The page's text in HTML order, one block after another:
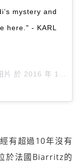
mystery and
here." - KARL
片 於 2016 年 1月 月 4 11:40上午 PST
有超過10年沒有
於法國Biarritz的